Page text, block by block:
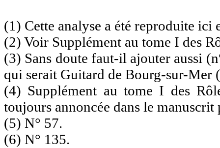
(1) Cette analyse a été reproduite ici
(2) Voir Supplément au tome I des
(3) Sans doute faut-il ajouter aussi
qui serait Guitard de Bourg-sur-Mer
(4) Supplément au tome I des
toujours annoncée dans le
(5) N° 57.
(6) N° 135.